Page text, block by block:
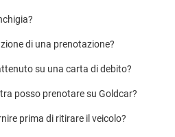
di una prenotazione?
su una carta di debito?
posso prenotare su Goldcar?
prima di ritirare il veicolo?